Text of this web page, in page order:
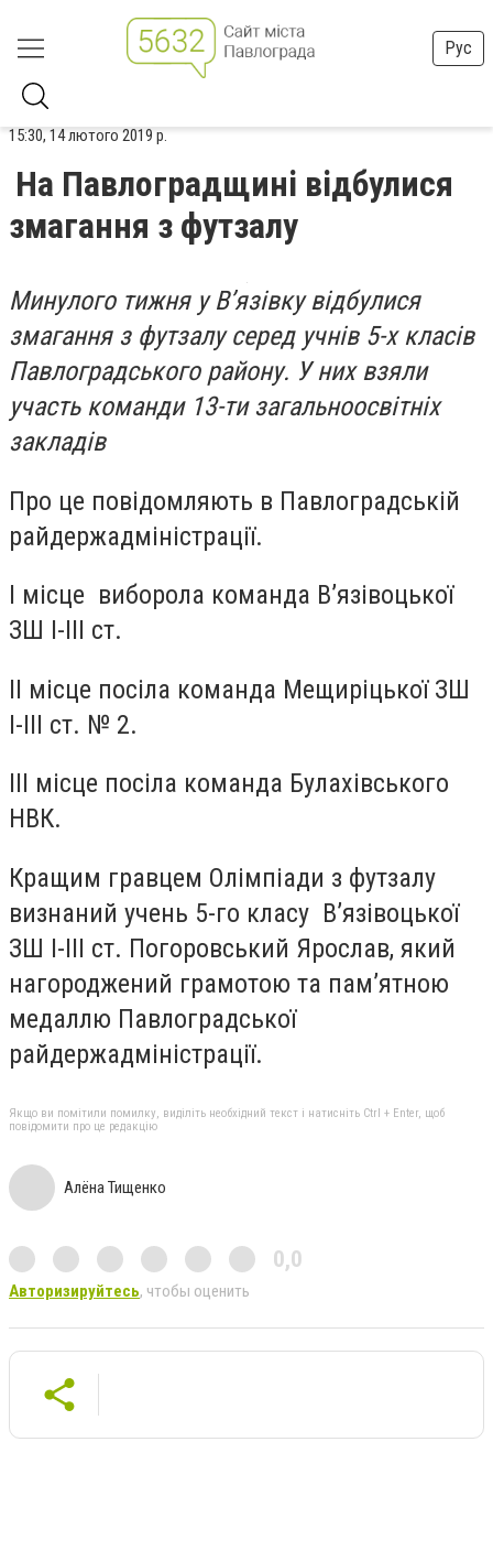
Рус
15:30, 14 лютого 2019 р.
На Павлоградщині відбулися
змагання з футзалу
Минулого тижня у В’язівку відбулися
змагання з футзалу серед учнів 5-х класів
Павлоградського району. У них взяли
участь команди 13-ти загальноосвітніх
закладів
Про це повідомляють в Павлоградській
райдержадміністрації.
І місце виборола команда В’язівоцької
ЗШ І-ІІІ ст.
ІІ місце посіла команда Мещиріцької ЗШ
І-ІІІ ст. № 2.
ІІІ місце посіла команда Булахівського
НВК.
Кращим гравцем Олімпіади з футзалу
визнаний учень 5-го класу В’язівоцької
ЗШ І-ІІІ ст. Погоровський Ярослав, який
нагороджений грамотою та пам’ятною
медаллю Павлоградської
райдержадміністрації.
Якщо ви помітили помилку, виділіть необхідний текст і натисніть Ctrl + Enter, щоб
повідомити про це редакцію
Алёна Тищенко
0,0
Авторизируйтесь, чтобы оценить